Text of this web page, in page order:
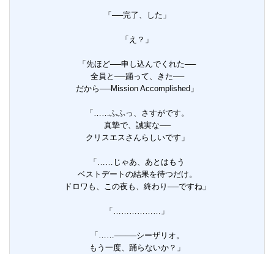
「──完了、した」
「え？」
「先ほど──申し込んでくれた──
全員と──踊って、きた──
だから──Mission Accomplished」
「……ふふっ、さすがです。
真摯で、誠実な──
クリスエスさんらしいです」
「……じゃあ、あとはもう
ベストデートの結果を待つだけ。
ドロワも、この夜も、終わり──ですね」
「………………」
「……────シーザリオ。
もう一度、踊らないか？」